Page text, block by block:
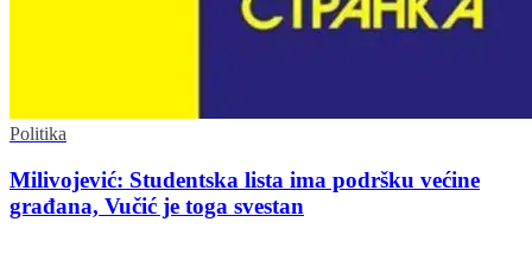
Politika
Milivojević: Studentska lista ima podršku većine
građana, Vučić je toga svestan